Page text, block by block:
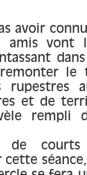
avoir
vont
le
rupestres
et de
rempli
de